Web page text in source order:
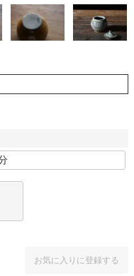
お気に入りに登録する